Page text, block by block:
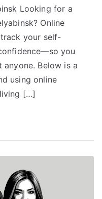
Looking for a
Online
your self-
you
Below is a
using online
[…]